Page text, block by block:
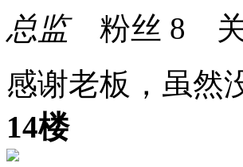
总监粉丝 8
感谢老板，虽然
14楼